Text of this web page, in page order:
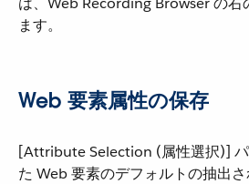
ます。
Web 要素属性の保存
[Attribute Selection (属性選択)]
た Web 要素のデフォルトの抽出